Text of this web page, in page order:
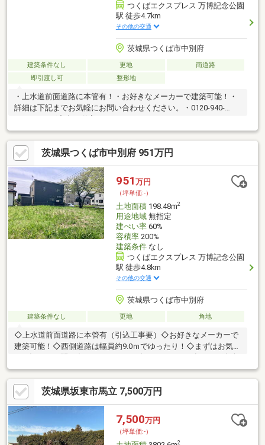
つくばエクスプレス 万博記念公園
駅 徒歩4.7km
その他の交通
茨城県つくば市中別府
建築条件なし 更地
南道路
即引渡し可
整形地
・上水道前面道路に本管有！・お好きなメーカーで建築可能！・
詳細は下記までお気軽にお問い合わせください。・0120-940-
240・つくば中央不動産
茨城県つくば市中別府 951万円
951 万円
（坪単価:-）
土地面積198.48m2
用途地域無指定
建ぺい率60%
容積率200%
建築条件なし
つくばエクスプレス 万博記念公園
駅 徒歩4.8km
その他の交通
茨城県つくば市中別府
建築条件なし 更地 角地
◇上水道前面道路に本管有（引込工事要）◇お好きなメーカーで
建築可能！◇西側道路は幅員約9.0ｍでゆったり！◇まずはお気軽
不動産
茨城県坂東市馬立 7,500万円
7,500万円
（坪単価:-）
2